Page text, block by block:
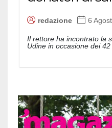
redazione 6
Il rettore ha incontrato la
Udine in occasione dei 42